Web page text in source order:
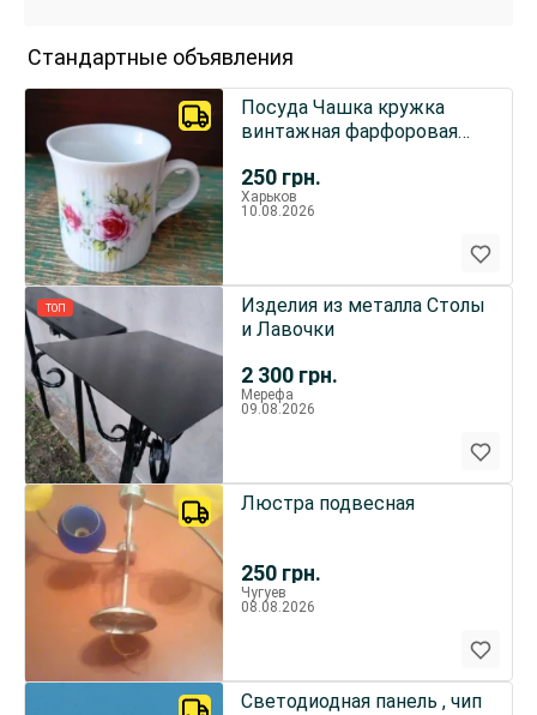
Стандартные объявления
250 грн.
Посуда Чашка кружка
винтажная фарфоровая
производства с
фирменным клеймом
Харьков
10.08.2026
ТОП
2 300 грн.
Изделия из металла Столы
и Лавочки
Мерефа
09.08.2026
250 грн.
Люстра подвесная
Чугуев
08.08.2026
Светодиодная панель , чип